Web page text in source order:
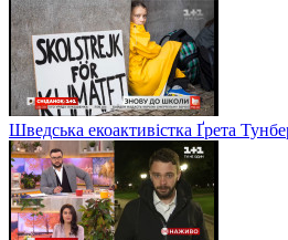
Шведська екоактивістка Ґрета